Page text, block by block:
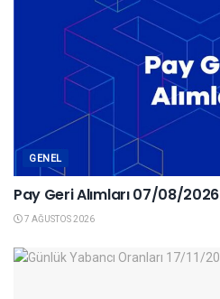
GENEL
Pay Geri Alımları 07/08/2026
7 AĞUSTOS 2026